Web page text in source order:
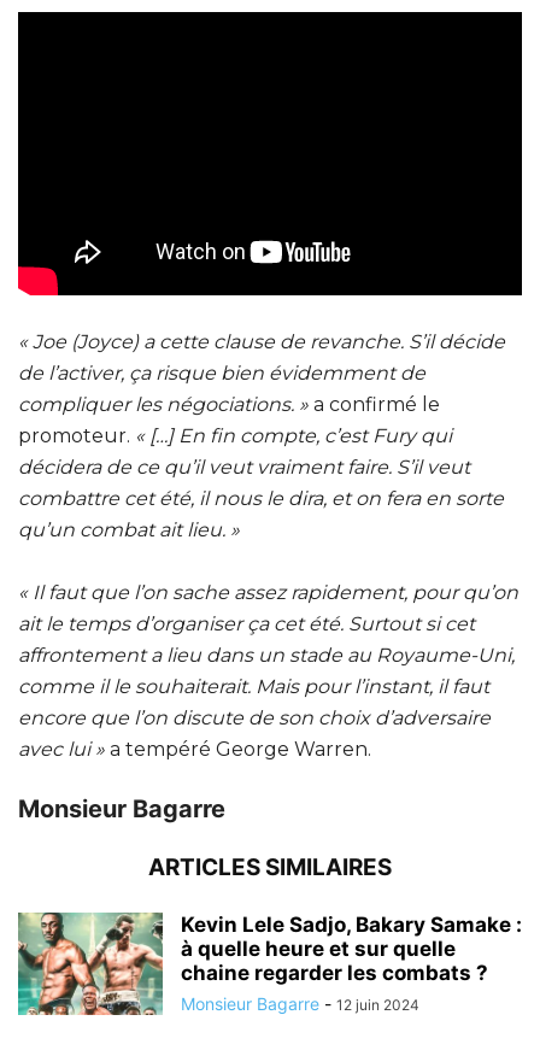
« Joe (Joyce) a cette clause de revanche. S’il décide
de l’activer, ça risque bien évidemment de
compliquer les négociations. » a confirmé le
promoteur. « […] En fin compte, c’est Fury qui
décidera de ce qu’il veut vraiment faire. S’il veut
combattre cet été, il nous le dira, et on fera en sorte
qu’un combat ait lieu. »
« Il faut que l’on sache assez rapidement, pour qu’on
ait le temps d’organiser ça cet été. Surtout si cet
affrontement a lieu dans un stade au Royaume-Uni,
comme il le souhaiterait. Mais pour l’instant, il faut
encore que l’on discute de son choix d’adversaire
avec lui » a tempéré George Warren.
Monsieur Bagarre
ARTICLES SIMILAIRES
Kevin Lele Sadjo, Bakary Samake :
à quelle heure et sur quelle
chaine regarder les combats ?
Monsieur Bagarre - 12 juin 2024